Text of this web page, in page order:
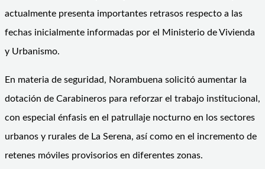
actualmente presenta importantes retrasos respecto a las
fechas inicialmente informadas por el Ministerio de Vivienda
y Urbanismo.
En materia de seguridad, Norambuena solicitó aumentar la
dotación de Carabineros para reforzar el trabajo institucional,
con especial énfasis en el patrullaje nocturno en los sectores
urbanos y rurales de La Serena, así como en el incremento de
retenes móviles provisorios en diferentes zonas.